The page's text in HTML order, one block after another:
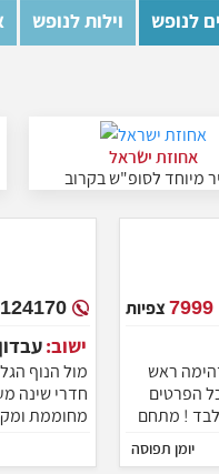
לנופש וילות לנופש
אחוזת ישראל
מיוחד לסופ"ש בקרוב
ישוב:
חדרי שינה
מחוממת
7999צפיות
ראש
כל הפרטים
! מתחם
יומן תפוסה